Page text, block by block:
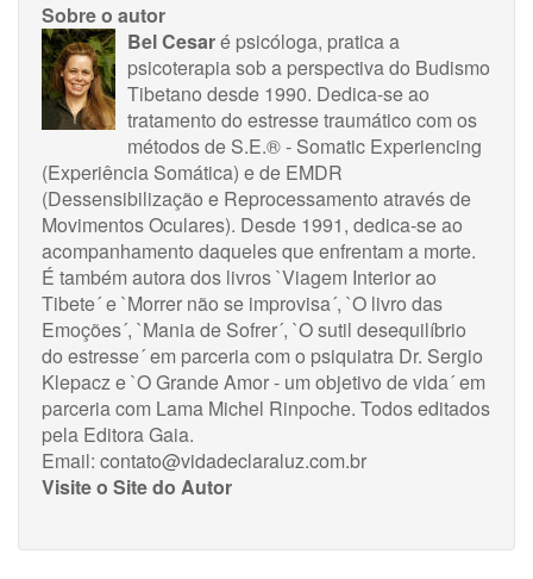
Sobre o autor
Bel Cesaré psicóloga, pratica a
psicoterapia sob a perspectiva do Budismo
Tibetano desde 1990. Dedica-se ao
tratamento do estresse traumático com os
métodos de S.E.® - Somatic Experiencing
(Experiência Somática) e de EMDR
(Dessensibilização e Reprocessamento através de
Movimentos Oculares). Desde 1991, dedica-se ao
acompanhamento daqueles que enfrentam a morte.
É também autora dos livros `Viagem Interior ao
Tibete´ e `Morrer não se improvisa´, `O livro das
Emoções´, `Mania de Sofrer´, `O sutil desequilíbrio
do estresse´ em parceria com o psiquiatra Dr. Sergio
Klepacz e `O Grande Amor - um objetivo de vida´ em
parceria com Lama Michel Rinpoche. Todos editados
pela Editora Gaia.
Email: contato@vidadeclaraluz.com.br
Visite o Site do Autor